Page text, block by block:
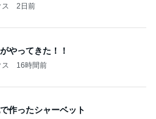
2日前
やってきた！！
16時間前
作ったシャーベット